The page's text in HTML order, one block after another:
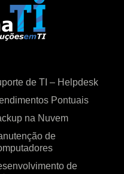
de TI – Helpdesk
Pontuais
na Nuvem
de
de